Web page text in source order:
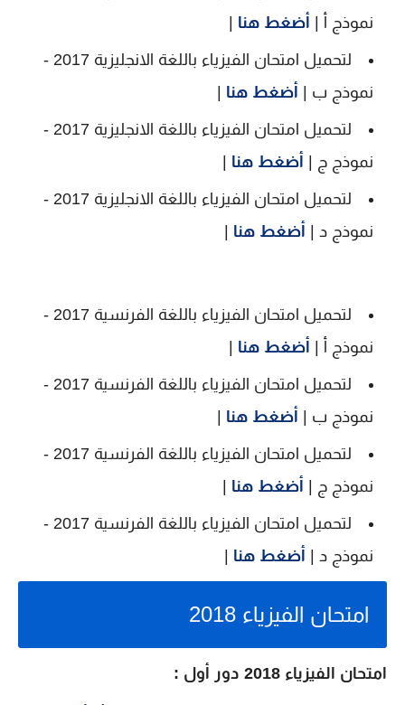
نموذج أ | أضغط هنا
لتحميل امتحان الفيزياء باللغة الانجليزية 2017 -
نموذج ب | أضغط هنا
لتحميل امتحان الفيزياء باللغة الانجليزية 2017 -
نموذج ج | أضغط هنا
لتحميل امتحان الفيزياء باللغة الانجليزية 2017 -
نموذج د | أضغط هنا
لتحميل امتحان الفيزياء باللغة الفرنسية 2017 -
نموذج أ | أضغط هنا
لتحميل امتحان الفيزياء باللغة الفرنسية 2017 -
نموذج ب | أضغط هنا
لتحميل امتحان الفيزياء باللغة الفرنسية 2017 -
نموذج ج | أضغط هنا
لتحميل امتحان الفيزياء باللغة الفرنسية 2017 -
نموذج د | أضغط هنا
امتحان الفيزياء 2018
امتحان الفيزياء 2018 دور أول :